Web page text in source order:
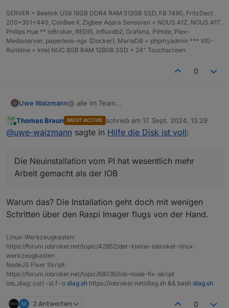
SERVER = Beelink U59 16GB DDR4 RAM 512GB SSD, FB 7490, FritzDect
200+301+440, ConBee II, Zigbee Aqara Sensoren + NOUS A1Z, NOUS A1T,
Philips Hue ** ioBroker, REDIS, influxdb2, Grafana, PiHole, Plex-
Mediaserver, paperless-ngx (Docker), MariaDB + phpmyadmin *** VIS-
Runtime = Intel NUC 8GB RAM 128GB SSD + 24" Touchscreen
0
Uwe Waizmann@ alle im Team
Habe iobroker schon einige Zeit am laufen,
aber ein Backup hatte ich noch nie gebraucht.
Der Restore hat wunderbar geklappt, alles
wurde zurück geschrieben.
ersparen können. Jetzt erst verstehe ich Eure
Kommentare.
Ich hatte mit viel mehr Arbeit gerechnet.
ist wieder da.
PS: Backup war vom Samstag und seit
Sonntag, wo die Probleme begannen, lief auch
Wo kann ich jetzt erkennen ob es eine neue
node Version gibt?
Vielen herzlichen Dank an Euch für die Geduld
mit mir und für den wirklich hervorragenden
Thomas Braun MOST ACTIVE schrieb am 17. Sept. 2024, 13:29
zuletzt editiert von
@uwe-waizmann sagte in Hilfe die Disk ist voll:
Die Neuinstallation vom PI hat wesentlich mehr
Arbeit gemacht als der IOB
Warum das? Die Installation geht doch mit wenigen
Schritten über den Raspi Imager flugs von der Hand.
Linux-Werkzeugkasten:
https://forum.iobroker.net/topic/42952/der-kleine-iobroker-linux-
werkzeugkasten
NodeJS Fixer Skript:
https://forum.iobroker.net/topic/68035/iob-node-fix-skript
iob_diag: curl -sLf -o diag.sh https://iobroker.net/diag.sh && bash diag.sh
M 2 Antworten 0